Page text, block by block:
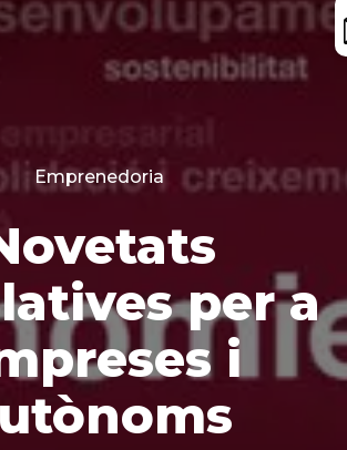
Categories
Emprenedoria
per a
i